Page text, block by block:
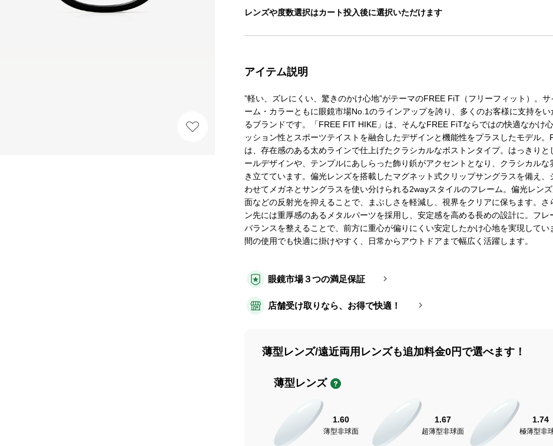
レンズや度数選択はカート投入後に選択いただけます
眼鏡市場３つの満足保証
店舗受け取りなら、お得で快適！
薄型レンズ/遠近両用レンズも追加料金0円で選べます！
薄型レンズ
1.60
薄型非球面
1.67
超薄型非球面
1.74
極薄型非
アイテム説明
”軽い、ズレにくい、驚きのかけ心地”がテーマのFREE FiT（フリーフィット）。
ーム・カラーともに眼鏡市場No.1のラインアップを誇り、多くのお客様に支持を
るブランドです。「FREE FIT HIKE」は、そんなFREE FiTならではの快適なかけ
ッション性とスポーツテイストを融合したデザインと機能性をプラスしたモデル。
は、存在感のある太めラインで仕上げたクラシカルなボストンタイプ。はっきりと
ールデザインや、テンプルにあしらった飾り鋲がアクセントとなり、クラシカルな
き立てています。偏光レンズを搭載したマグネット式クリップサングラスを備え、
わせてメガネとサングラスを使い分けられる2wayスタイルのフレーム。偏光レン
面などの反射光を抑えることで、まぶしさを軽減し、視界をクリアに保ちます。さ
ン先には重厚感のあるメタルパーツを採用し、安定感を高める長めの設計に。フレ
バランスを整えることで、前方に重心が偏りにくい安定したかけ心地を実現してい
間の使用でも快適に掛けやすく、日常からアウトドアまで幅広く活躍します。